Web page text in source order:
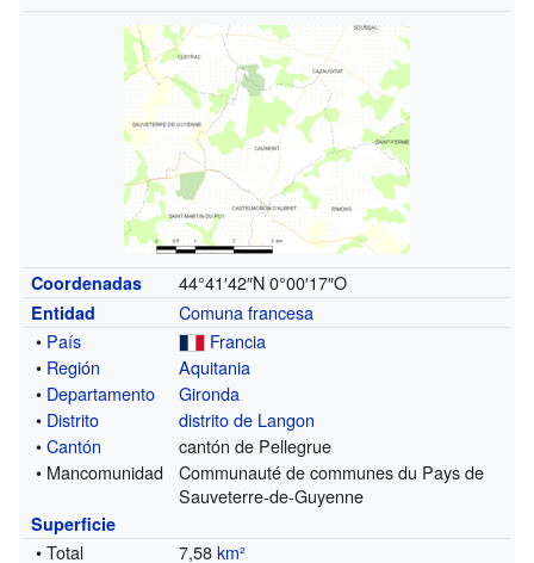
Coordenadas 44°41′42″N 0°00′17″O
Entidad
Comuna francesa
• País
Francia
• Región
Aquitania
• Departamento
Gironda
• Distrito
distrito de Langon
•Cantón
cantón de Pellegrue
• Mancomunidad
Communauté de communes du Pays de
Sauveterre-de-Guyenne
Superficie
• Total 7,58km²